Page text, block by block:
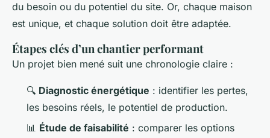
du besoin ou du potentiel du site. Or, chaque maison
est unique, et chaque solution doit être adaptée.
Étapes clés d’un chantier performant
Un projet bien mené suit une chronologie claire :
🔍 Diagnostic énergétique : identifier les pertes,
les besoins réels, le potentiel de production.
📊 Étude de faisabilité : comparer les options